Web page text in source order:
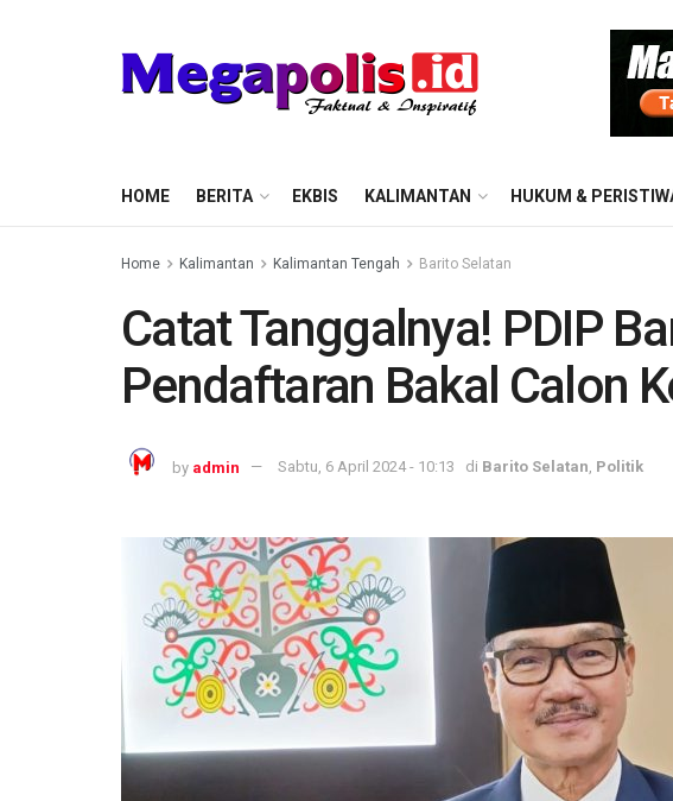
HOME BERITA EKBIS KALIMANTAN HUKUM &
Home Kalimantan Kalimantan Tengah Barito Selatan
Catat Tanggalnya! PDIP
Pendaftaran Bakal Calon
by admin Sabtu, 6 April 2024 - 10:13 di Barito Selatan, Politik